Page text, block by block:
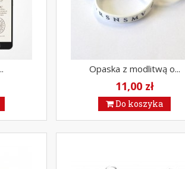
Opaska z modlitwą o...
11,00 zł
Do koszyka